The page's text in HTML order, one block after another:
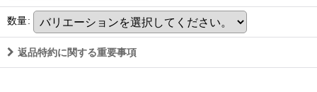
数量:
返品特約に関する重要事項